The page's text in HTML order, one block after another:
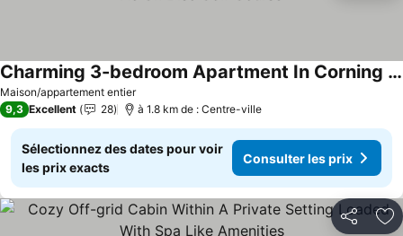
Maison/appartement entier
Charming 3-bedroom Apartment In Corning With Wifi, Ac On Disc Golf Course
Consulter les prix
9,3 Excellent 28 à 1.8 km de : Centre-ville
Sélectionnez des dates pour voir
les prix exacts
Consulter les prix
Partager